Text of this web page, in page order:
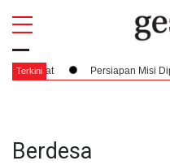
Terkini Persiapan Misi
Berdesa
All